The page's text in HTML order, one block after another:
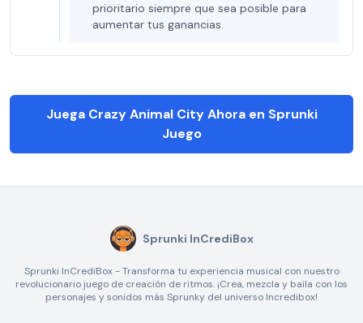
prioritario siempre que sea posible para
aumentar tus ganancias.
Juega Crazy Animal City Ahora en Sprunki
Juego
Sprunki InCrediBox
Sprunki InCrediBox - Transforma tu experiencia musical con nuestro
revolucionario juego de creación de ritmos. ¡Crea, mezcla y baila con los
personajes y sonidos más Sprunky del universo Incredibox!